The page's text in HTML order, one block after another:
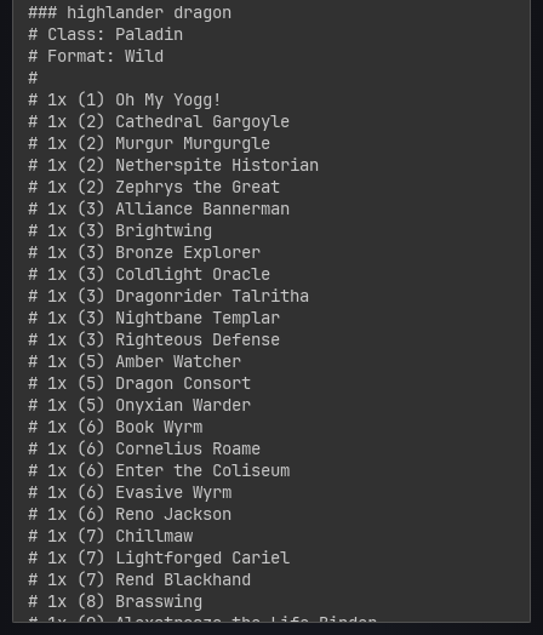
### highlander dragon
# Class: Paladin
# Format: Wild
#
# 1x (1) Oh My Yogg!
# 1x (2) Cathedral Gargoyle
# 1x (2) Murgur Murgurgle
# 1x (2) Netherspite Historian
# 1x (2) Zephrys the Great
# 1x (3) Alliance Bannerman
# 1x (3) Brightwing
# 1x (3) Bronze Explorer
# 1x (3) Coldlight Oracle
# 1x (3) Dragonrider Talritha
# 1x (3) Nightbane Templar
# 1x (3) Righteous Defense
# 1x (5) Amber Watcher
# 1x (5) Dragon Consort
# 1x (5) Onyxian Warder
# 1x (6) Book Wyrm
# 1x (6) Cornelius Roame
# 1x (6) Enter the Coliseum
# 1x (6) Evasive Wyrm
# 1x (6) Reno Jackson
# 1x (7) Chillmaw
# 1x (7) Lightforged Cariel
# 1x (7) Rend Blackhand
# 1x (8) Brasswing
# 1x (9) Alexstrasza the Life-Binder